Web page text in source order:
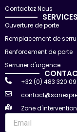
Contactez Nous
SERVICES
Ouverture de porte
Remplacement de
Renforcement de porte
Serrurier d'urgence
+32 (0) 483 320
Zone